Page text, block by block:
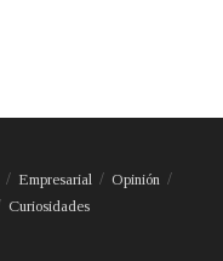
Empresarial
Opinión
Curiosidades